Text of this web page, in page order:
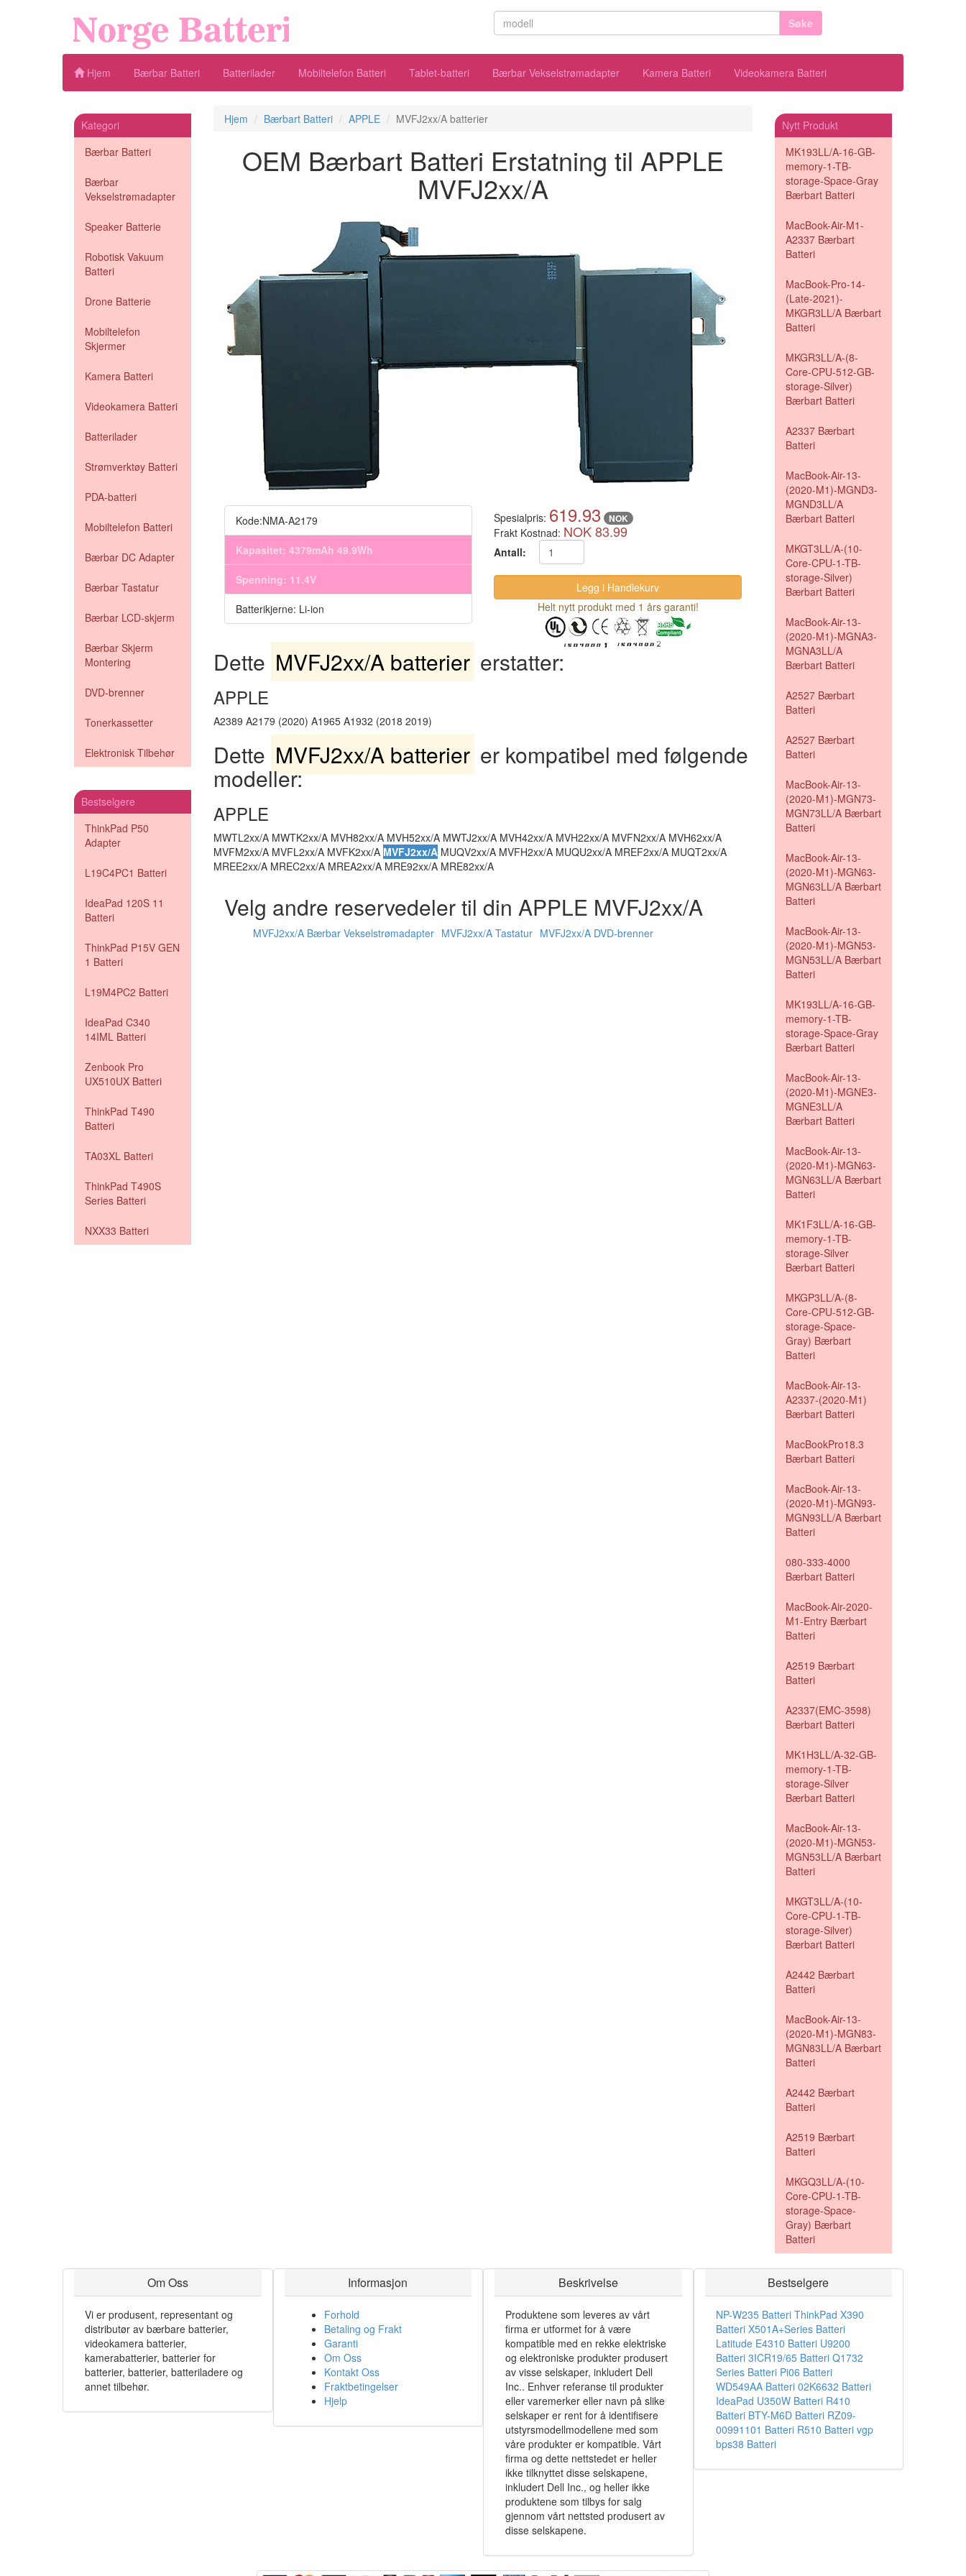
Søke
Hjem Bærbar Batteri Batterilader Mobiltelefon Batteri Tablet-batteri Bærbar Vekselstrømadapter Kamera Batteri Videokamera Batteri
Kategori
Bærbar Batteri
Bærbar
Vekselstrømadapter
Speaker Batterie
Robotisk Vakuum
Batteri
Drone Batterie
Mobiltelefon
Skjermer
Kamera Batteri
Videokamera Batteri
Batterilader
Strømverktøy Batteri
PDA-batteri
Mobiltelefon Batteri
Bærbar DC Adapter
Bærbar Tastatur
Bærbar LCD-skjerm
Bærbar Skjerm
Montering
DVD-brenner
Tonerkassetter
Elektronisk Tilbehør
Bestselgere
ThinkPad P50
Adapter
L19C4PC1 Batteri
IdeaPad 120S 11
Batteri
ThinkPad P15V GEN
1 Batteri
L19M4PC2 Batteri
IdeaPad C340
14IML Batteri
Zenbook Pro
UX510UX Batteri
ThinkPad T490
Batteri
TA03XL Batteri
ThinkPad T490S
Series Batteri
NXX33 Batteri
Hjem Bærbart Batteri APPLE MVFJ2xx/A batterier
OEM Bærbart Batteri Erstatning til APPLE
MVFJ2xx/A
Kode:NMA-A2179
Kapasitet: 4379mAh 49.9Wh
Spenning: 11.4V
Batterikjerne: Li-ion
Spesialpris: 619.93 NOK
Frakt Kostnad: NOK 83.99
Antall:
Helt nytt produkt med 1 års garanti!
Dette MVFJ2xx/A batterier erstatter:
APPLE
A2389 A2179 (2020) A1965 A1932 (2018 2019)
Dette MVFJ2xx/A batterier er kompatibel med følgende
modeller:
APPLE
MWTL2xx/A MWTK2xx/A MVH82xx/A MVH52xx/A MWTJ2xx/A MVH42xx/A MVH22xx/A MVFN2xx/A MVH62xx/A
MVFM2xx/A MVFL2xx/A MVFK2xx/A MVFJ2xx/A MUQV2xx/A MVFH2xx/A MUQU2xx/A MREF2xx/A MUQT2xx/A
MREE2xx/A MREC2xx/A MREA2xx/A MRE92xx/A MRE82xx/A
Velg andre reservedeler til din APPLE MVFJ2xx/A
MVFJ2xx/A Bærbar Vekselstrømadapter MVFJ2xx/A Tastatur MVFJ2xx/A DVD-brenner
Nytt Produkt
MK193LL/A-16-GB-
memory-1-TB-
storage-Space-Gray
Bærbart Batteri
MacBook-Air-M1-
A2337 Bærbart
Batteri
MacBook-Pro-14-
(Late-2021)-
MKGR3LL/A Bærbart
Batteri
MKGR3LL/A-(8-
Core-CPU-512-GB-
storage-Silver)
Bærbart Batteri
A2337 Bærbart
Batteri
MacBook-Air-13-
(2020-M1)-MGND3-
MGND3LL/A
Bærbart Batteri
MKGT3LL/A-(10-
Core-CPU-1-TB-
storage-Silver)
Bærbart Batteri
MacBook-Air-13-
(2020-M1)-MGNA3-
MGNA3LL/A
Bærbart Batteri
A2527 Bærbart
Batteri
A2527 Bærbart
Batteri
MacBook-Air-13-
(2020-M1)-MGN73-
MGN73LL/A Bærbart
Batteri
MacBook-Air-13-
(2020-M1)-MGN63-
MGN63LL/A Bærbart
Batteri
MacBook-Air-13-
(2020-M1)-MGN53-
MGN53LL/A Bærbart
Batteri
MK193LL/A-16-GB-
memory-1-TB-
storage-Space-Gray
Bærbart Batteri
MacBook-Air-13-
(2020-M1)-MGNE3-
MGNE3LL/A
Bærbart Batteri
MacBook-Air-13-
(2020-M1)-MGN63-
MGN63LL/A Bærbart
Batteri
MK1F3LL/A-16-GB-
memory-1-TB-
storage-Silver
Bærbart Batteri
MKGP3LL/A-(8-
Core-CPU-512-GB-
storage-Space-
Gray) Bærbart
Batteri
MacBook-Air-13-
A2337-(2020-M1)
Bærbart Batteri
MacBookPro18.3
Bærbart Batteri
MacBook-Air-13-
(2020-M1)-MGN93-
MGN93LL/A Bærbart
Batteri
080-333-4000
Bærbart Batteri
MacBook-Air-2020-
M1-Entry Bærbart
Batteri
A2519 Bærbart
Batteri
A2337(EMC-3598)
Bærbart Batteri
MK1H3LL/A-32-GB-
memory-1-TB-
storage-Silver
Bærbart Batteri
MacBook-Air-13-
(2020-M1)-MGN53-
MGN53LL/A Bærbart
Batteri
MKGT3LL/A-(10-
Core-CPU-1-TB-
storage-Silver)
Bærbart Batteri
A2442 Bærbart
Batteri
MacBook-Air-13-
(2020-M1)-MGN83-
MGN83LL/A Bærbart
Batteri
A2442 Bærbart
Batteri
A2519 Bærbart
Batteri
MKGQ3LL/A-(10-
Core-CPU-1-TB-
storage-Space-
Gray) Bærbart
Batteri
Om Oss
Vi er produsent, representant og
distributør av bærbare batterier,
videokamera batterier,
kamerabatterier, batterier for
batterier, batterier, batteriladere og
annet tilbehør.
Informasjon
Forhold
Betaling og Frakt
Garanti
Om Oss
Kontakt Oss
Fraktbetingelser
Hjelp
Beskrivelse
Produktene som leveres av vårt
firma er utformet for å være
kompatible med en rekke elektriske
og elektroniske produkter produsert
av visse selskaper, inkludert Dell
Inc.. Enhver referanse til produkter
eller varemerker eller navn på slike
selskaper er rent for å identifisere
utstyrsmodellmodellene med som
våre produkter er kompatible. Vårt
firma og dette nettstedet er heller
ikke tilknyttet disse selskapene,
inkludert Dell Inc., og heller ikke
produktene som tilbys for salg
gjennom vårt nettsted produsert av
disse selskapene.
Bestselgere
NP-W235 Batteri ThinkPad X390
Batteri X501A+Series Batteri
Latitude E4310 Batteri U9200
Batteri 3ICR19/65 Batteri Q1732
Series Batteri Pi06 Batteri
WD549AA Batteri 02K6632 Batteri
IdeaPad U350W Batteri R410
Batteri BTY-M6D Batteri RZ09-
00991101 Batteri R510 Batteri vgp
bps38 Batteri